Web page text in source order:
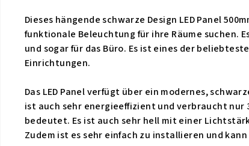
Dieses hängende schwarze Design LED Panel
funktionale Beleuchtung für ihre Räume suchen.
und sogar für das Büro. Es ist eines der
Einrichtungen.
Das LED Panel verfügt über ein modernes,
ist auch sehr energieeffizient und verbraucht nur
bedeutet. Es ist auch sehr hell mit einer
Zudem ist es sehr einfach zu installieren und